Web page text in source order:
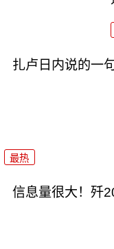
扎卢日内说的一
最热
信息量很大！歼